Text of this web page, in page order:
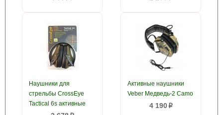
Наушники для
стрельбы CrossEye
Tactical 6s активные
Активные наушники
Veber Медведь-2 Camo
4 190p